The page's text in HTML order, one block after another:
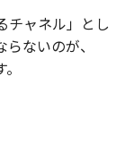
チャネル」とし
ないのが、